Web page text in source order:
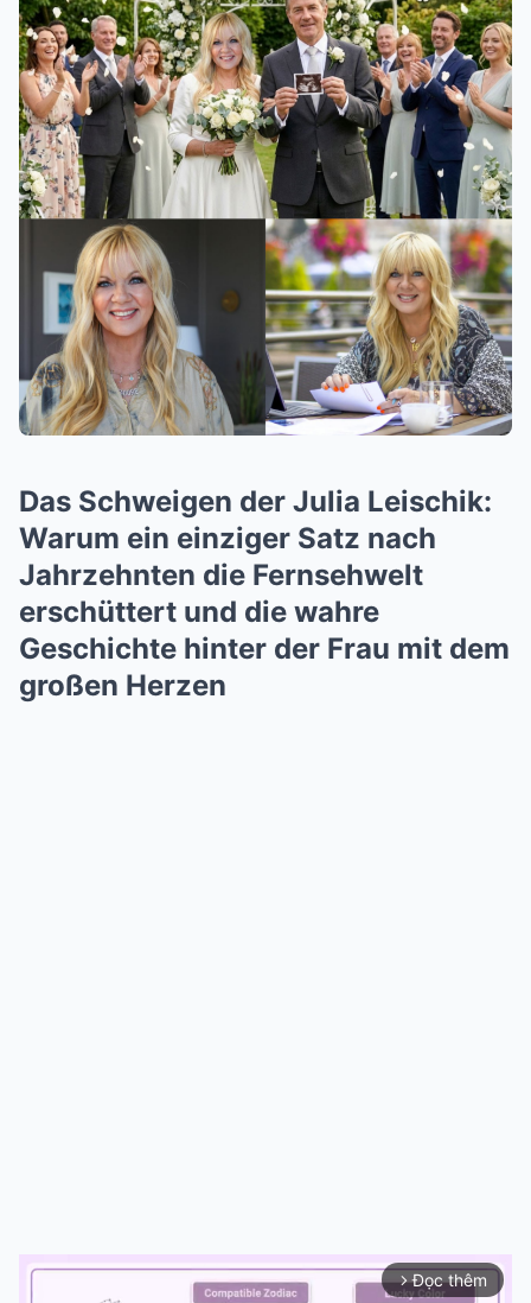
Das Schweigen der Julia Leischik:
Warum ein einziger Satz nach
Jahrzehnten die Fernsehwelt
erschüttert und die wahre
Geschichte hinter der Frau mit dem
großen Herzen
arrow_forward_ios Đọc thêm